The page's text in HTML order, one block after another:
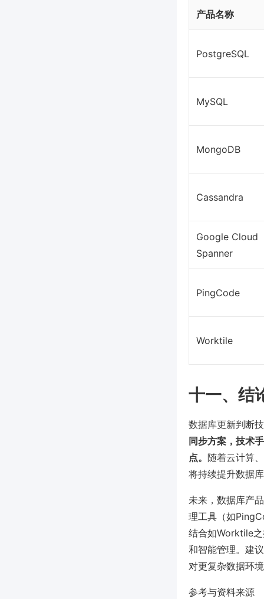
产品名称
PostgreSQL
MySQL
MongoDB
Cassandra
Google Cloud
Spanner
PingCode
Worktile
十一、结
数据库更新判断
同步方案，技术
点。 随着云计算
将持续提升数据
未来，数据库产
理工具（如
结合如Worktile
和智能管理。建
对更复杂数据环
参考与资料来源